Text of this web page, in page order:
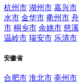
杭州市 湖州市 嘉兴市
水市 金华市 衢州市
市 桐乡市 余姚市 慈
温岭市 瑞安市 乐清市
安徽省
合肥市 淮北市 亳州市